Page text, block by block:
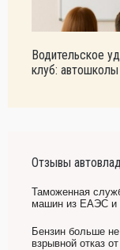
Водительское
клуб:
Отзывы
Таможенная
машин из ЕАЭС и
Бензин больше
взрывной отказ